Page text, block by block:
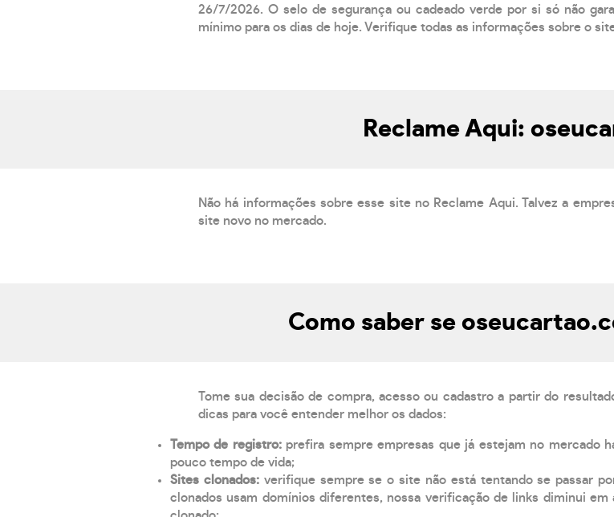
26/7/2026. O selo de segurança ou cadeado verde por si só não
mínimo para os dias de hoje. Verifique todas as informações sobre o
Reclame Aqui:
Não há informações sobre esse site no Reclame Aqui. Talvez a
site novo no mercado.
Como saber se
Tome sua decisão de compra, acesso ou cadastro a partir do
dicas para você entender melhor os dados:
Tempo de registro: prefira sempre empresas que já estejam no mercado
pouco tempo de vida;
Sites clonados: verifique sempre se o site não está tentando se passar
clonados usam domínios diferentes, nossa verificação de links diminui